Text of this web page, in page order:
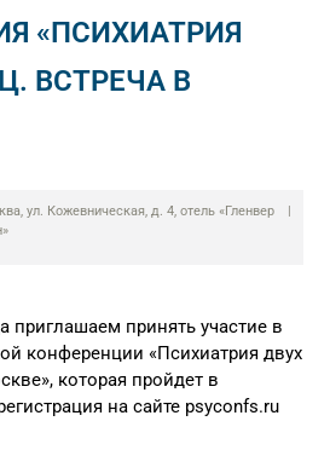
«ПСИХИАТРИЯ
ВСТРЕЧА В
ул. Кожевническая, д. 4, отель «Гленвер
|
приглашаем принять участие в
конференции «Психиатрия двух
которая пройдет в
на сайте psyconfs.ru